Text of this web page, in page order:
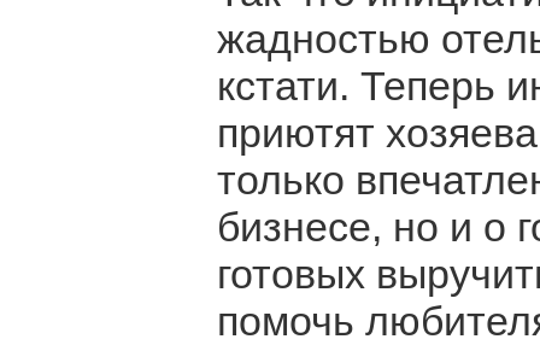
жадностью
кстати. Теперь
приютят
только
бизнесе, но и о
готовых
помочь